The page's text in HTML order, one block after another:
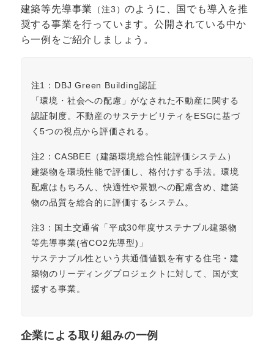
建築等先導事業
（注3）のように、国でも導入を推
奨する事業を行っています。公開されている中か
ら一例をご紹介しましょう。
注1：DBJ Green Building認証
「環境・社会への配慮」がなされた不動産に関する
認証制度。不動産のサステナビリティをESGに基づ
く5つの視点から評価される。
注2：CASBEE（建築環境総合性能評価システム）
建築物を環境性能で評価し、格付けする手法。環境
配慮はもちろん、快適性や景観への配慮含め、建築
物の品質を総合的に評価するシステム。
注3：国土交通省「平成30年度サステナブル建築物
等先導事業(省CO2先導型)」
サステナブル性という共通価値観を有する住宅・建
築物のリーディングプロジェクトに対して、国が支
援する事業。
企業による取り組みの一例